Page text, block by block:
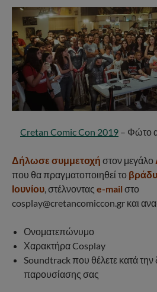
Cretan Comic Con 2019 – Φώτο
Δήλωσε συμμετοχή στον μεγάλο
που θα πραγματοποιηθεί το
Ιουνίου , στέλνοντας e-mail στο
cosplay@cretancomiccon.gr και
Ονοματεπώνυμο
Χαρακτήρα Cosplay
Soundtrack που θέλετε κατά την
παρουσίασης σας